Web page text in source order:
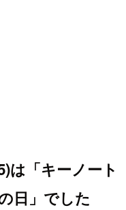
は「キーノート
日」でした